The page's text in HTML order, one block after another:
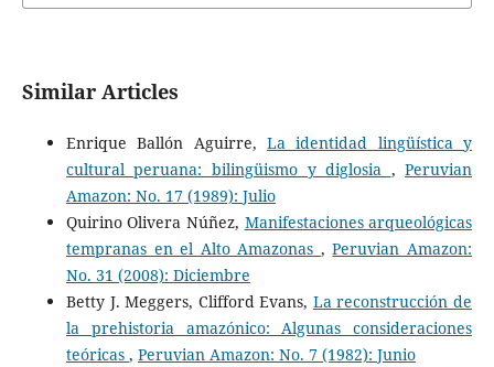
Similar Articles
Enrique Ballón Aguirre, La identidad lingüística y
cultural peruana: bilingüismo y diglosia ,Peruvian
Amazon: No. 17 (1989): Julio
Quirino Olivera Núñez, Manifestaciones arqueológicas
tempranas en el Alto Amazonas ,Peruvian Amazon:
No. 31 (2008): Diciembre
Betty J. Meggers, Clifford Evans, La reconstrucción de
la prehistoria amazónico: Algunas consideraciones
teóricas , Peruvian Amazon: No. 7 (1982): Junio